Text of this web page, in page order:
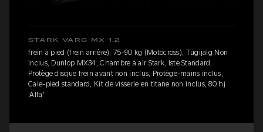
STARK VARG MX 1.2
frein à pied (frein arrière), 75-90 kg (Motocross), Tugijalg Non
inclus, Dunlop MX34, Chambre à air Stark, Iste Standard,
Protège disque frein avant non inclus, Protège-mains inclus,
Cale-pied standard, Kit de visserie en titane non inclus, 80 hj
'Alfa'